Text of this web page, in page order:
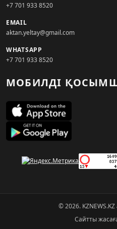
+7 701 933 8520
EMAIL
aktan.yeltay@gmail.com
WHATSAPP
+7 701 933 8520
МОБИЛДІ
© 2026. KZNEWS.KZ
Сайтты